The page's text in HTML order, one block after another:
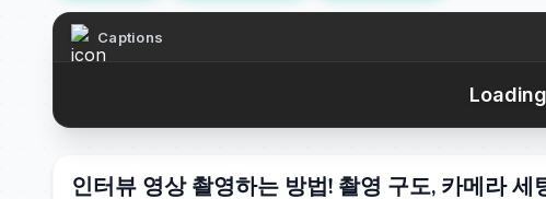
Captions
인터뷰 영상 촬영하는 방법! 촬영 구도, 카메라